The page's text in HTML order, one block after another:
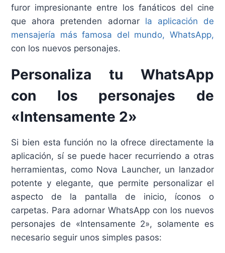
furor impresionante entre los fanáticos del cine
que ahora pretenden adornar la aplicación de
mensajería más famosa del mundo, WhatsApp,
con los nuevos personajes.
Personaliza tu WhatsApp
con los personajes de
«Intensamente 2»
Si bien esta función no la ofrece directamente la
aplicación, sí se puede hacer recurriendo a otras
herramientas, como Nova Launcher, un lanzador
potente y elegante, que permite personalizar el
aspecto de la pantalla de inicio, íconos o
carpetas. Para adornar WhatsApp con los nuevos
personajes de «Intensamente 2», solamente es
necesario seguir unos simples pasos: